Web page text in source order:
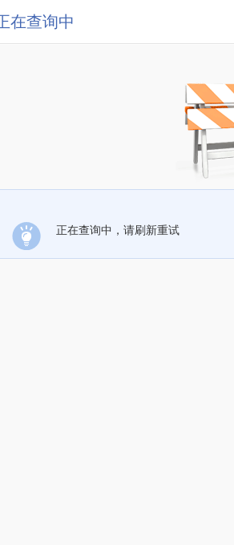
在查询中
正在查询中，请刷新重试